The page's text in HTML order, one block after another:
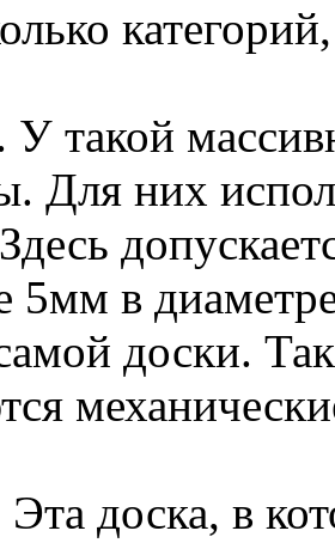
У такой
Для них
5мм в
доски.
доска, в